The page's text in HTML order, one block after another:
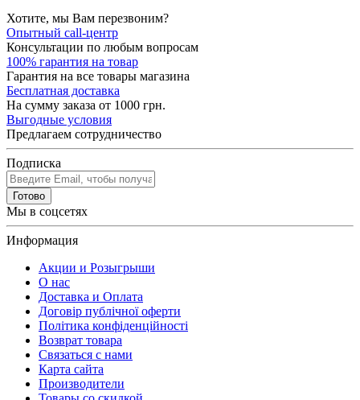
Хотите, мы Вам перезвоним?
Опытный call-центр
Консультации по любым вопросам
100% гарантия на товар
Гарантия на все товары магазина
Бесплатная доставка
На сумму заказа от 1000 грн.
Выгодные условия
Предлагаем сотрудничество
Подписка
Готово
Мы в соцсетях
Информация
Акции и Розыгрыши
О нас
Доставка и Оплата
Договір публічної оферти
Політика конфіденційності
Возврат товара
Связаться с нами
Карта сайта
Производители